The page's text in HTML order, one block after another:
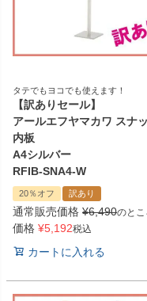
タテでもヨコでも使えます！
【訳ありセール】
アールエフヤマカワ スナ
内板
A4シルバー
RFIB-SNA4-W
20％オフ 訳あり
通常販売価格 ¥6,490のとこ
価格 ¥5,192税込
カートに入れる